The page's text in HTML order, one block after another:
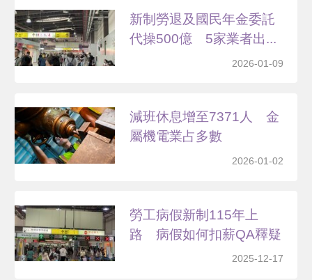
新制勞退及國民年金委託
代操500億 5家業者出...
2026-01-09
減班休息增至7371人 金
屬機電業占多數
2026-01-02
勞工病假新制115年上
路 病假如何扣薪QA釋疑
2025-12-17